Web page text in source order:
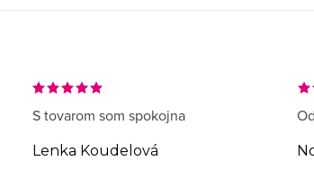
S tovarom som spokojna
Lenka Koudelová